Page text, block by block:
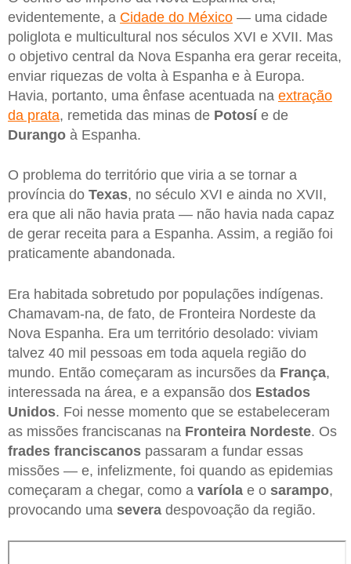
evidentemente, a Cidade do México — uma cidade
poliglota e multicultural nos séculos XVI e XVII. Mas
o objetivo central da Nova Espanha era gerar receita,
enviar riquezas de volta à Espanha e à Europa.
Havia, portanto, uma ênfase acentuada na extração
da prata, remetida das minas de Potosíe de
Durango à Espanha.
O problema do território que viria a se tornar a
província do Texas, no século XVI e ainda no XVII,
era que ali não havia prata — não havia nada capaz
de gerar receita para a Espanha. Assim, a região foi
praticamente abandonada.
Era habitada sobretudo por populações indígenas.
Chamavam-na, de fato, de Fronteira Nordeste da
Nova Espanha. Era um território desolado: viviam
talvez 40 mil pessoas em toda aquela região do
mundo. Então começaram as incursões da França,
interessada na área, e a expansão dos Estados
Unidos. Foi nesse momento que se estabeleceram
as missões franciscanas na Fronteira Nordeste. Os
frades franciscanos passaram a fundar essas
missões — e, infelizmente, foi quando as epidemias
começaram a chegar, como a varíola e o sarampo,
provocando uma severa despovoação da região.